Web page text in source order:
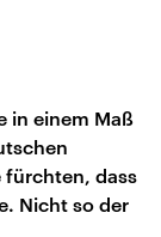
in einem Maß
fürchten, dass
Nicht so der